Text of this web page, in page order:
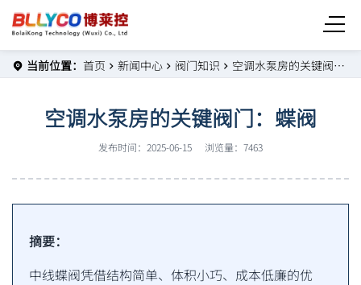
当前位置： 首页 新闻中心 阀门知识 空调水泵房的关键阀门：蝶阀
空调水泵房的关键阀门：蝶阀
发布时间：2025-06-15 浏览量：7463
摘要：
中线蝶阀凭借结构简单、体积小巧、成本低廉的优